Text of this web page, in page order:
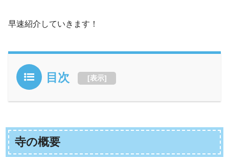
早速紹介していきます！
目次 [表示]
寺の概要